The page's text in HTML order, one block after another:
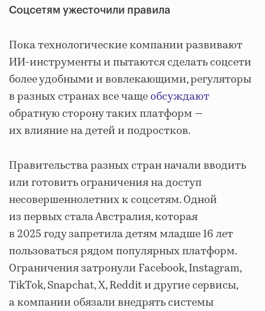
Соцсетям ужесточили правила
Пока технологические компании развивают
ИИ-инструменты и пытаются сделать соцсети
более удобными и вовлекающими, регуляторы
в разных странах все чащеобсуждают
обратную сторону таких платформ —
их влияние на детей и подростков.
Правительства разных стран начали вводить
или готовить ограничения на доступ
несовершеннолетних к соцсетям. Одной
из первых стала Австралия, которая
в 2025 году запретила детям младше 16 лет
пользоваться рядом популярных платформ.
Ограничения затронули Facebook, Instagram,
TikTok, Snapchat, X, Reddit и другие сервисы,
а компании обязали внедрять системы